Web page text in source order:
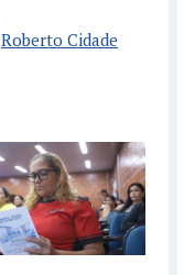
Roberto Cidade